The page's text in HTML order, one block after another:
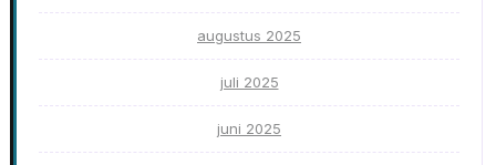
augustus 2025
juli 2025
juni 2025